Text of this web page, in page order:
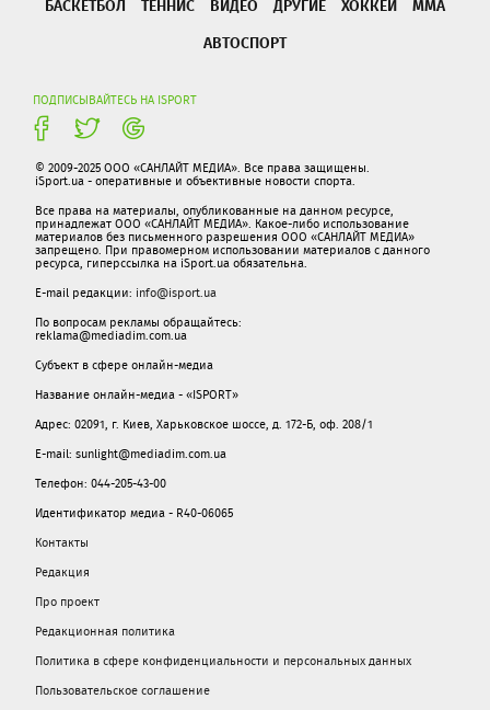
БАСКЕТБОЛ
ТЕННИС ВИДЕО ДРУГИЕ ХОККЕЙ
ММА
АВТОСПОРТ
ПОДПИСЫВАЙТЕСЬ НА ISPORT
© 2009-2025 ООО «САНЛАЙТ МЕДИА». Все права защищены.
iSport.ua - оперативные и объективные новости спорта.
Все права на материалы, опубликованные на данном ресурсе,
принадлежат ООО «САНЛАЙТ МЕДИА». Какое-либо использование
материалов без письменного разрешения ООО «САНЛАЙТ МЕДИА»
запрещено. При правомерном использовании материалов с данного
ресурса, гиперссылка на iSport.ua обязательна.
E-mail редакции: info@isport.ua
По вопросам рекламы обращайтесь:
reklama@mediadim.com.ua
Субъект в сфере онлайн-медиа
Название онлайн-медиа - «ISPORT»
Адрес: 02091, г. Киев, Харьковское шоссе, д. 172-Б, оф. 208/1
E-mail: sunlight@mediadim.com.ua
Телефон: 044-205-43-00
Идентификатор медиа - R40-06065
Контакты
Редакция
Про проект
Редакционная политика
Политика в сфере конфиденциальности и персональных данных
Пользовательское соглашение